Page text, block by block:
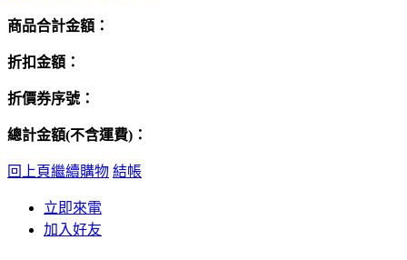
商品合計金額：
折扣金額：
折價券序號：
總計金額(不含運費)：
回上頁繼續購物 結帳
立即來電
加入好友